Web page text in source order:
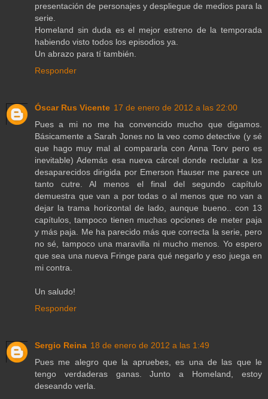
presentación de personajes y despliegue de medios para la
serie.
Homeland sin duda es el mejor estreno de la temporada
habiendo visto todos los episodios ya.
Un abrazo para tí también.
Responder
Óscar Rus Vicente 17 de enero de 2012 a las 22:00
Pues a mi no me ha convencido mucho que digamos.
Básicamente a Sarah Jones no la veo como detective (y sé
que hago muy mal al compararla con Anna Torv pero es
inevitable) Además esa nueva cárcel donde reclutar a los
desaparecidos dirigida por Emerson Hauser me parece un
tanto cutre. Al menos el final del segundo capítulo
demuestra que van a por todas o al menos que no van a
dejar la trama horizontal de lado, aunque bueno.. con 13
capítulos, tampoco tienen muchas opciones de meter paja
y más paja. Me ha parecido más que correcta la serie, pero
no sé, tampoco una maravilla ni mucho menos. Yo espero
que sea una nueva Fringe para qué negarlo y eso juega en
mi contra.
Un saludo!
Responder
Sergio Reina 18 de enero de 2012 a las 1:49
Pues me alegro que la apruebes, es una de las que le
tengo verdaderas ganas. Junto a Homeland, estoy
deseando verla.